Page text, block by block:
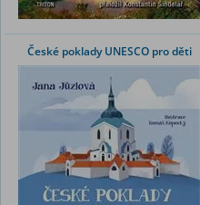
České poklady UNESCO pro děti